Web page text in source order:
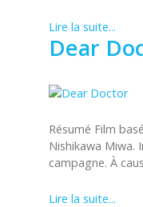
Lire la suite...
Dear
Résumé Film
Nishikawa Miwa.
campagne. À
Lire la suite...